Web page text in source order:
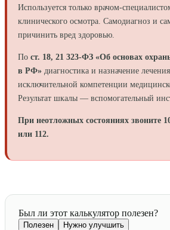
Используется только врачом-
клинического осмотра. Самодиагноз и
причинить вред здоровью.
По ст. 18, 21 323-ФЗ «Об основах
в РФ» диагностика и назначение
исключительной компетенции
Результат шкалы — вспомогательный
При неотложных состояниях звоните
или 112.
Был ли этот калькулятор полезен?
Полезен Нужно улучшить